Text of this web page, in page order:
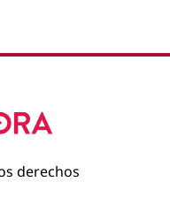
derechos